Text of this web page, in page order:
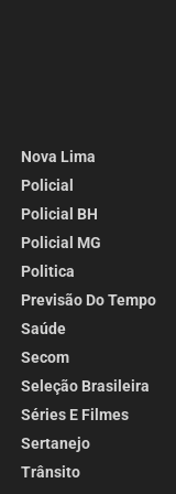
Nova Lima
Policial
Policial BH
Policial MG
Politica
Previsão Do Tempo
Saúde
Secom
Seleção Brasileira
Séries E Filmes
Sertanejo
Trânsito